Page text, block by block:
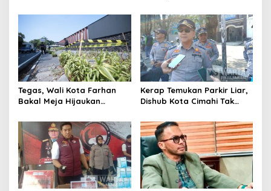
Cimahi Lakukan
Motor Berknalpot Brong
Tegas, Wali Kota Farhan
Bakal Meja Hijaukan
Riau
Kerap Temukan Parkir Liar,
Dishub Kota Cimahi Tak
Pembinaan